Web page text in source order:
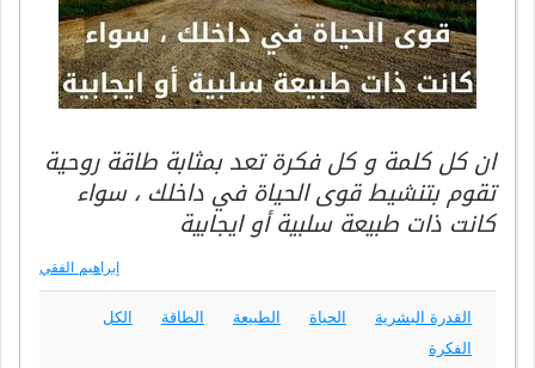
ان كل كلمة و كل فكرة تعد بمثابة طاقة روحية
تقوم بتنشيط قوى الحياة في داخلك ، سواء
كانت ذات طبيعة سلبية أو ايجابية
إبراهيم الفقي
القدرة البشرية الحياة الطبيعة الطاقة
الكل
الفكرة